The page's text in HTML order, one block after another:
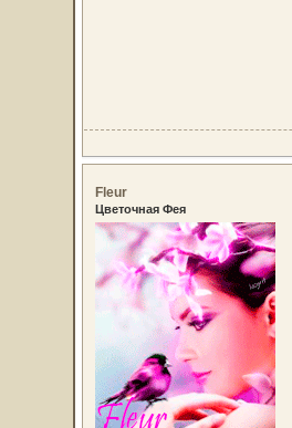
Fleur
Цветочная Фея